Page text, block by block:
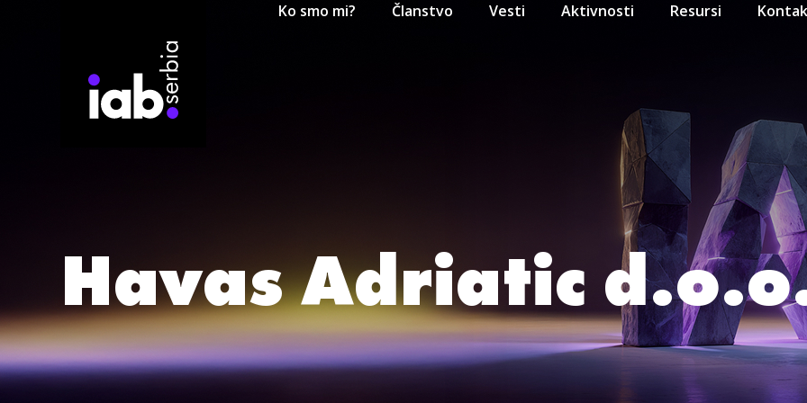
Ko smo mi? Članstvo Vesti Aktivnosti Resursi
Havas Adriatic